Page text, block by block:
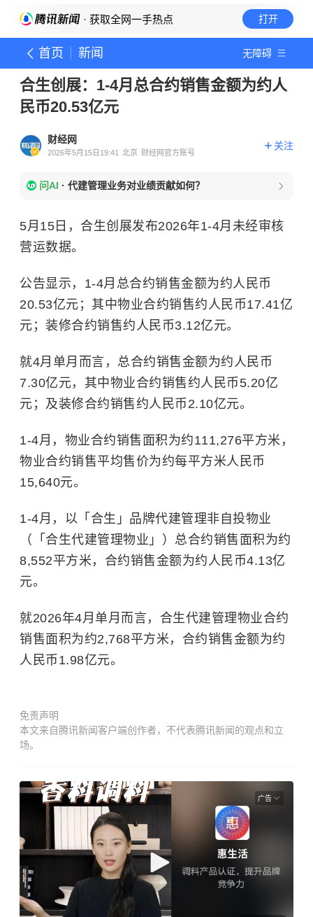
· 获取全网一手热点 打开
首页 新闻 无障碍
合生创展：1-4月总合约销售金额为约人
民币20.53亿元
财经网
2026年5月15日19:41 北京 财经网官方账号
关注
问AI · 代建管理业务对业绩贡献如何？
5月15日，合生创展发布2026年1-4月未经审核
营运数据。
公告显示，1-4月总合约销售金额为约人民币
20.53亿元；其中物业合约销售约人民币17.41亿
元；装修合约销售约人民币3.12亿元。
就4月单月而言，总合约销售金额为约人民币
7.30亿元，其中物业合约销售约人民币5.20亿
元；及装修合约销售约人民币2.10亿元。
1-4月，物业合约销售面积为约111,276平方米，
物业合约销售平均售价为约每平方米人民币
15,640元。
1-4月，以「合生」品牌代建管理非自投物业
（「合生代建管理物业」）总合约销售面积为约
8,552平方米，合约销售金额为约人民币4.13亿
元。
就2026年4月单月而言，合生代建管理物业合约
销售面积为约2,768平方米，合约销售金额为约
人民币1.98亿元。
免责声明
本文来自腾讯新闻客户端创作者，不代表腾讯新闻的观点和立
场。
广告